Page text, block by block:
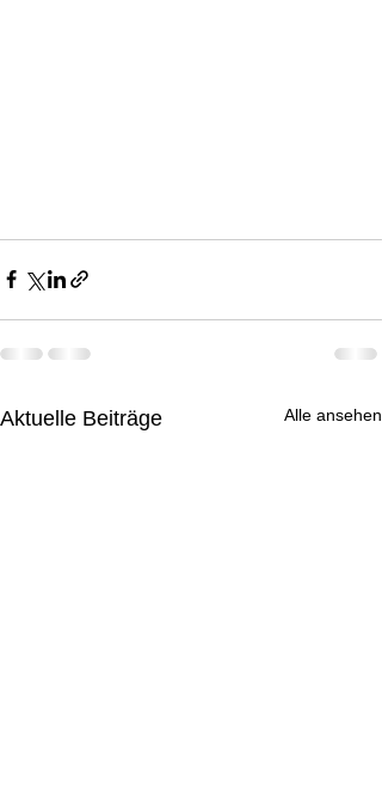
Aktuelle Beiträge Alle ansehen